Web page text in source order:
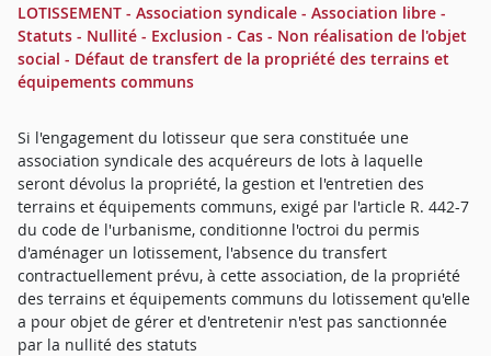
LOTISSEMENT - Association syndicale - Association libre -
Statuts - Nullité - Exclusion - Cas - Non réalisation de l'objet
social - Défaut de transfert de la propriété des terrains et
équipements communs
Si l'engagement du lotisseur que sera constituée une
association syndicale des acquéreurs de lots à laquelle
seront dévolus la propriété, la gestion et l'entretien des
terrains et équipements communs, exigé par l'article R. 442-7
du code de l'urbanisme, conditionne l'octroi du permis
d'aménager un lotissement, l'absence du transfert
contractuellement prévu, à cette association, de la propriété
des terrains et équipements communs du lotissement qu'elle
a pour objet de gérer et d'entretenir n'est pas sanctionnée
par la nullité des statuts